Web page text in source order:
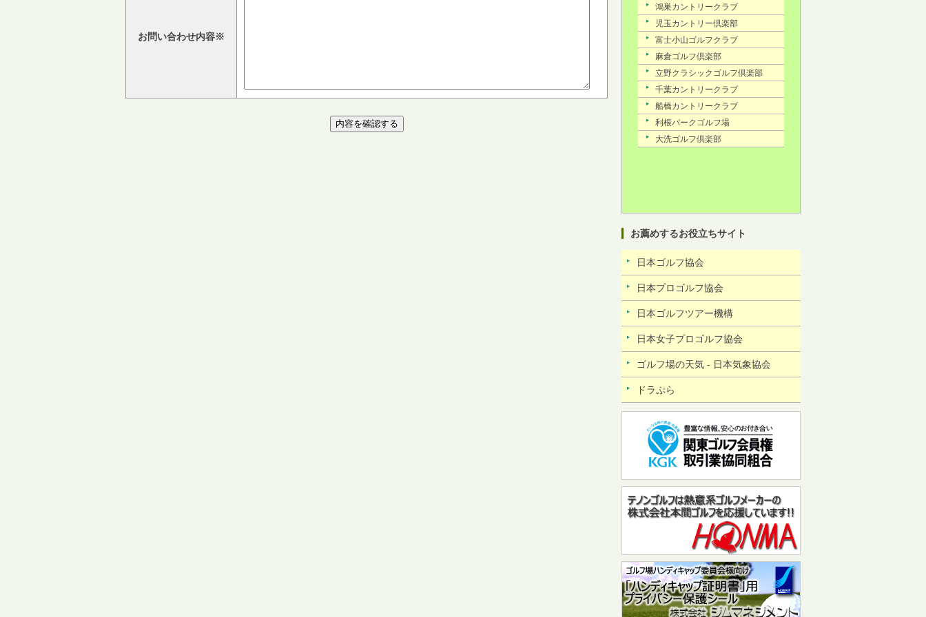
お問い合わせ内容※
お薦めするお役立ちサイト
日本ゴルフ協会
日本プロゴルフ協会
日本ゴルフツアー機構
日本女子プロゴルフ協会
ゴルフ場の天気 - 日本気象協会
ドラぷら